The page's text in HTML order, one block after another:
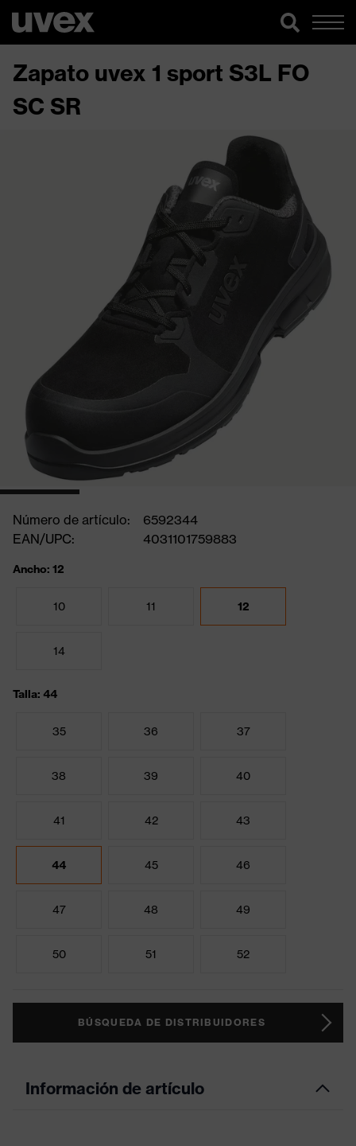
Zapato uvex 1 sport S3L FO
SC SR
Número de artículo:
6592344
EAN/UPC:
4031101759883
Ancho: 12
10 11 12
14
Talla: 44
35 36 37
38 39 40
41 42 43
44 45 46
47 48 49
50 51 52
BÚSQUEDA DE DISTRIBUIDORES
Información de artículo